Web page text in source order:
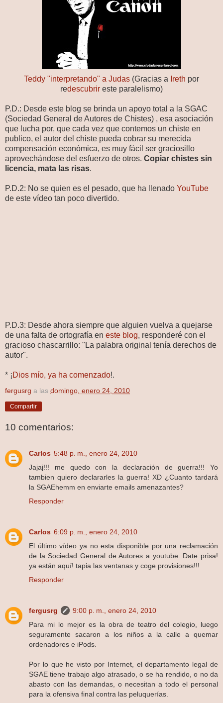
Teddy "interpretando" a Judas (Gracias a Ireth por
redescubrir este paralelismo)
P.D.: Desde este blog se brinda un apoyo total a la SGAC
(Sociedad General de Autores de Chistes) , esa asociación
que lucha por, que cada vez que contemos un chiste en
publico, el autor del chiste pueda cobrar su merecida
compensación económica, es muy fácil ser graciosillo
aprovechándose del esfuerzo de otros. Copiar chistes sin
licencia, mata las risas.
P.D.2: No se quien es el pesado, que ha llenado YouTube
de este vídeo tan poco divertido.
P.D.3: Desde ahora siempre que alguien vuelva a quejarse
de una falta de ortografía en este blog, responderé con el
gracioso chascarrillo: "La palabra original tenía derechos de
autor".
* ¡Dios mío, ya ha comenzado!.
fergusrg a las domingo, enero 24, 2010
Compartir
10 comentarios:
Carlos 5:48 p. m., enero 24, 2010
Jajaj!!! me quedo con la declaración de guerra!!! Yo
tambien quiero declararles la guerra! XD ¿Cuanto tardará
la SGAEhemm en enviarte emails amenazantes?
Responder
Carlos 6:09 p. m., enero 24, 2010
El último vídeo ya no esta disponible por una reclamación
de la Sociedad General de Autores a youtube. Date prisa!
ya están aquí! tapia las ventanas y coge provisiones!!!
Responder
fergusrg
9:00 p. m., enero 24, 2010
Para mi lo mejor es la obra de teatro del colegio, luego
seguramente sacaron a los niños a la calle a quemar
ordenadores e iPods.
Por lo que he visto por Internet, el departamento legal de
SGAE tiene trabajo algo atrasado, o se ha rendido, o no da
abasto con las demandas, o necesitan a todo el personal
para la ofensiva final contra las peluquerías.